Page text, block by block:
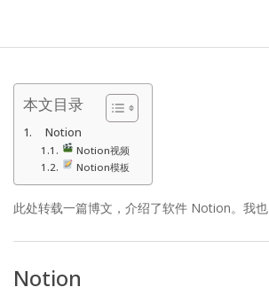
本文目录
Notion
Notion视频
Notion模板
此处转载一篇博文，介绍了软件 Notion。我
Notion